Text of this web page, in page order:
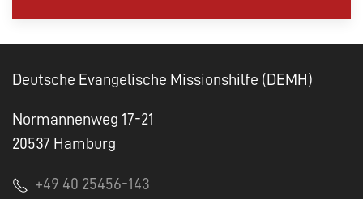
Deutsche Evangelische Missionshilfe (DEMH)
Normannenweg 17-21
20537 Hamburg
+49 40 25456-143